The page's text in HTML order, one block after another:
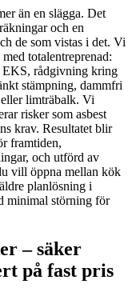
än en slägga. Det
och en
de som vistas i det. Vi
totalentreprenad:
EKS, rådgivning kring
stämpning, dammfri
limträbalk. Vi
risker som asbest
krav. Resultatet blir
framtiden,
och utförd av
vill öppna mellan kök
planlösning i
minimal störning för
– säker
på fast pris